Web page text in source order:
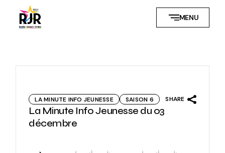
content
MENU
LA MINUTE INFO JEUNESSE SAISON 6
La Minute Info Jeunesse du 03
décembre
SHARE